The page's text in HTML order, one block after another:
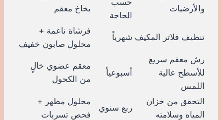
والأرضيات
الحاجة
بخاخ معقم
تنظيف فلاتر المكيف شهرياً
فرشاة ناعمة +
محلول صابون خفيف
رش معقم سريع
للأسطح عالية
اللمس
أسبوعياً
معقم عضوي خالٍ
من الكحول
التحقق من خزان
المياه وسلامته
ربع سنوي
محلول مطهر +
فحص تسربات